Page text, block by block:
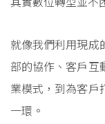
就像我們利用現成
部的協作、客戶互
業模式，到為客戶
一環。